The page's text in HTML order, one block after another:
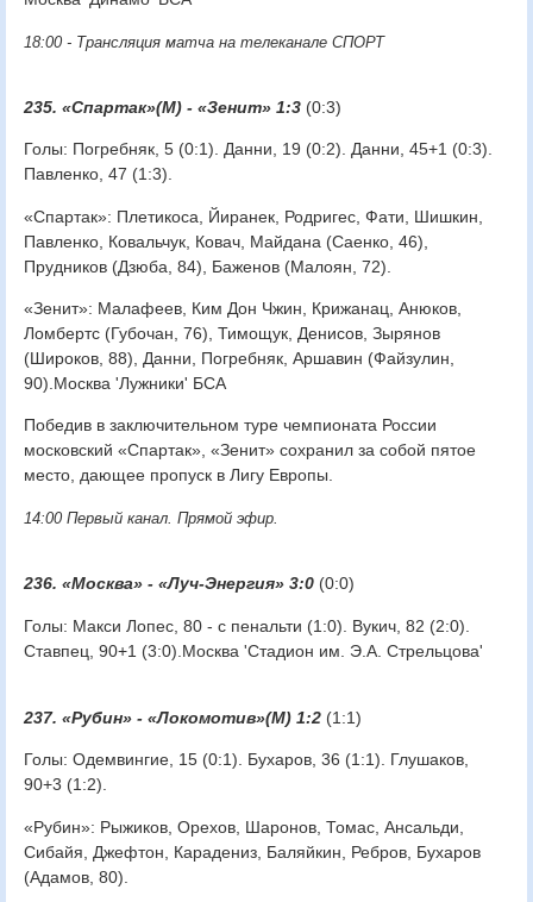
18:00 - Трансляция матча на телеканале СПОРТ
235. «Спартак»(М) - «Зенит» 1:3 (0:3)
Голы: Погребняк, 5 (0:1). Данни, 19 (0:2). Данни, 45+1 (0:3).
Павленко, 47 (1:3).
«Спартак»: Плетикоса, Йиранек, Родригес, Фати, Шишкин,
Павленко, Ковальчук, Ковач, Майдана (Саенко, 46),
Прудников (Дзюба, 84), Баженов (Малоян, 72).
«Зенит»: Малафеев, Ким Дон Чжин, Крижанац, Анюков,
Ломбертс (Губочан, 76), Тимощук, Денисов, Зырянов
(Широков, 88), Данни, Погребняк, Аршавин (Файзулин,
90).Москва 'Лужники' БСА
Победив в заключительном туре чемпионата России
московский «Спартак», «Зенит» сохранил за собой пятое
место, дающее пропуск в Лигу Европы.
14:00 Первый канал. Прямой эфир.
236. «Москва» - «Луч-Энергия» 3:0 (0:0)
Голы: Макси Лопес, 80 - с пенальти (1:0). Вукич, 82 (2:0).
Ставпец, 90+1 (3:0).Москва 'Стадион им. Э.А. Стрельцова'
237. «Рубин» - «Локомотив»(М) 1:2 (1:1)
Голы: Одемвингие, 15 (0:1). Бухаров, 36 (1:1). Глушаков,
90+3 (1:2).
«Рубин»: Рыжиков, Орехов, Шаронов, Томас, Ансальди,
Сибайя, Джефтон, Карадениз, Баляйкин, Ребров, Бухаров
(Адамов, 80).